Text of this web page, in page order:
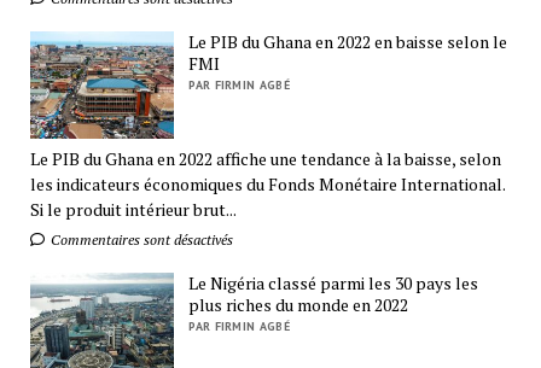
Le PIB du Ghana en 2022 en baisse selon le
FMI
PAR FIRMIN AGBÉ
Le PIB du Ghana en 2022 affiche une tendance à la baisse, selon
les indicateurs économiques du Fonds Monétaire International.
Si le produit intérieur brut...
Commentaires sont désactivés
Le Nigéria classé parmi les 30 pays les
plus riches du monde en 2022
PAR FIRMIN AGBÉ